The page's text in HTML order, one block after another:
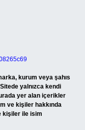
kurum veya şahıs
yalnızca kendi
yer alan içerikler
ve kişiler hakkında
kişiler ile isim